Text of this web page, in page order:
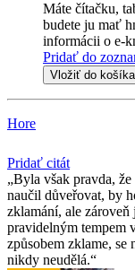
Máte čítačku,
budete ju mať
informácii o e-
Pridať do
Vložiť do košíka
Hore
Pridať citát
Byla však pravda,
naučil důveřovat, by
zklamání, ale zároveň
pravidelným tempem
způsobem zklame, se
nikdy neudělá.